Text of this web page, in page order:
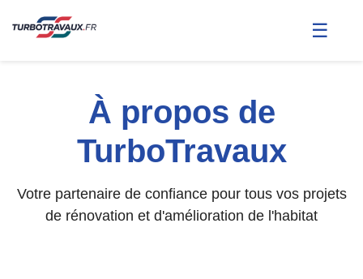
☰
À propos de
TurboTravaux
Votre partenaire de confiance pour tous vos projets
de rénovation et d'amélioration de l'habitat